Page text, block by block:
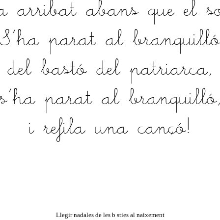
arribat abans que el
parat al
del bastó del patriarca,
parat al branquilló,
i refila una cançó!
Llegir nadales de les b sties al naixement